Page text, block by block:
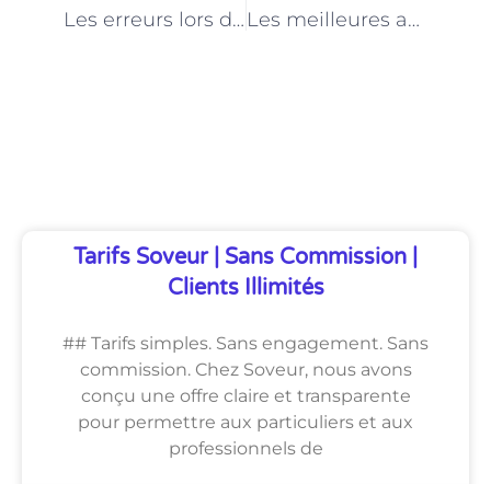
Les erreurs lors de la facturation en tant que secrétaire à domicile à Paris Les meilleures astuces pour gérer les appels téléphoniques en tant que secrétaire à domicile à Paris
Tarifs Soveur | Sans Commission |
Clients Illimités
## Tarifs simples. Sans engagement. Sans
commission. Chez Soveur, nous avons
conçu une offre claire et transparente
pour permettre aux particuliers et aux
professionnels de